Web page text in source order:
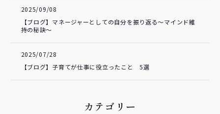
2025/09/08
【ブログ】マネージャーとしての自分を振り返る～マインド維
持の秘訣～
2025/07/28
【ブログ】子育てが仕事に役立ったこと 5選
カテゴリー